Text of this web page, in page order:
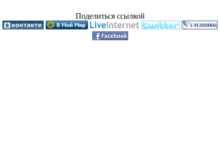
Поделиться ссылкой